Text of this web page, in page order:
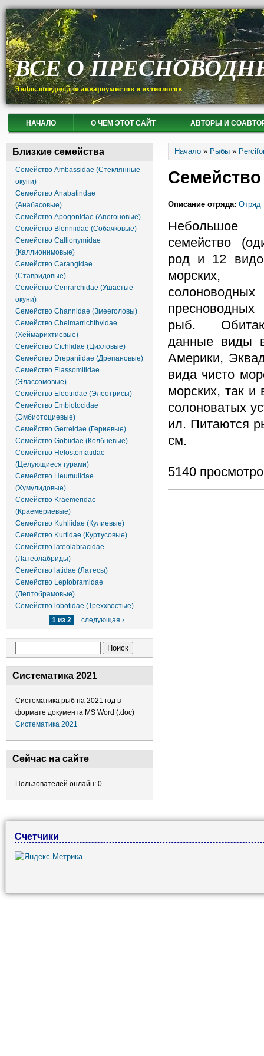
ВСЕ О
Энциклопедия для аквариумистов и ихтиологов
НАЧАЛО О ЧЕМ ЭТОТ САЙТ АВТОРЫ И
Близкие семейства
Семейство Ambassidae (Стеклянные
окуни)
Семейство Anabatindae
(Анабасовые)
Семейство Apogonidae (Апогоновые)
Семейство Blenniidae (Собачковые)
Семейство Callionymidae
(Каллионимовые)
Семейство Carangidae
(Ставридовые)
Семейство Cenrarchidae (Ушастые
окуни)
Семейство Channidae (Змееголовы)
Семейство Cheimarrichthyidae
(Хеймарихтиевые)
Семейство Cichlidae (Цихловые)
Семейство Drepaniidae (Дрепановые)
Семейство Elassomitidae
(Элассомовые)
Семейство Eleotridae (Элеотрисы)
Семейство Embiotocidae
(Эмбиотоциевые)
Семейство Gerreidae (Гериевые)
Семейство Gobiidae (Колбневые)
Семейство Helostomatidae
(Целующиеся гурами)
Семейство Heumulidae
(Хумулидовые)
Семейство Kraemeridae
(Краемериевые)
Семейство Kuhliidae (Кулиевые)
Семейство Kurtidae (Куртусовые)
Семейство lateolabracidae
(Латеолабриды)
Семейство latidae (Латесы)
Семейство Leptobramidae
(Лептобрамовые)
Семейство lobotidae (Треххвостые)
1 из 2
следующая ›
Систематика 2021
Систематика рыб на 2021 год в
формате документа MS Word (.doc)
Систематика 2021
Сейчас на сайте
Пользователей онлайн: 0.
Вы здесь
Начало » Рыбы »
Описание отряда: Отряд
Небольшое
семейство
род и 12
морских,
пресноводных
рыб.
данные виды
Америки,
вида чисто
морских, так
солоноватых
ил. Питаются
см.
5140
Счетчики